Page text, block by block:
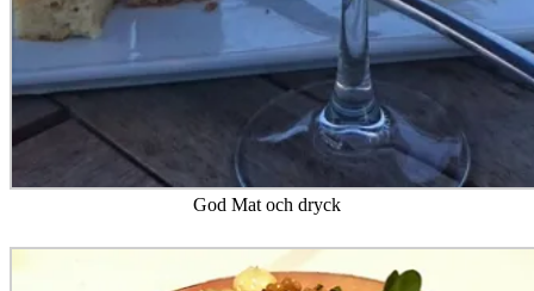
God Mat och dryck